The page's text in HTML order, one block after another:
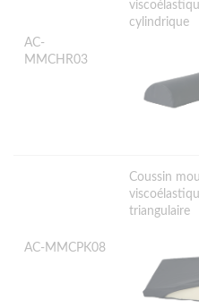
AC-
MMCHR03
cylindrique
AC-MMCPK08
Coussin
triangulaire